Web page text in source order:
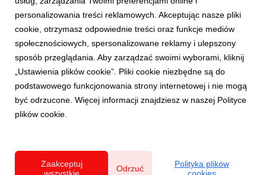
POLSKA STREFA INWESTYCJI
Matsen przyspiesza produkcję dzięki
inwestycji za 1,75 mln zł
7 lipca 2026
Nowe maszyny pomogą w zwiększeniu produkcji. Firma
Matsen, producent materaców inwestuje 1.750.000,00 zł.
Krakowski Park Technologiczny wydał kolejną decyzję o
personalizowania treści reklamowych. Akceptując nasze pliki
cookie, otrzymasz odpowiednie treści oraz funkcje mediów
społecznościowych, spersonalizowane reklamy i ulepszony
sposób przeglądania. Aby zarządzać swoimi wyborami, kliknij
„Ustawienia plików cookie”. Pliki cookie niezbędne są do
podstawowego funkcjonowania strony internetowej i nie mogą
być odrzucone. Więcej informacji znajdziesz w naszej Polityce
plików cookie.
Zaakceptuj
Odrzuć
Polityka plików